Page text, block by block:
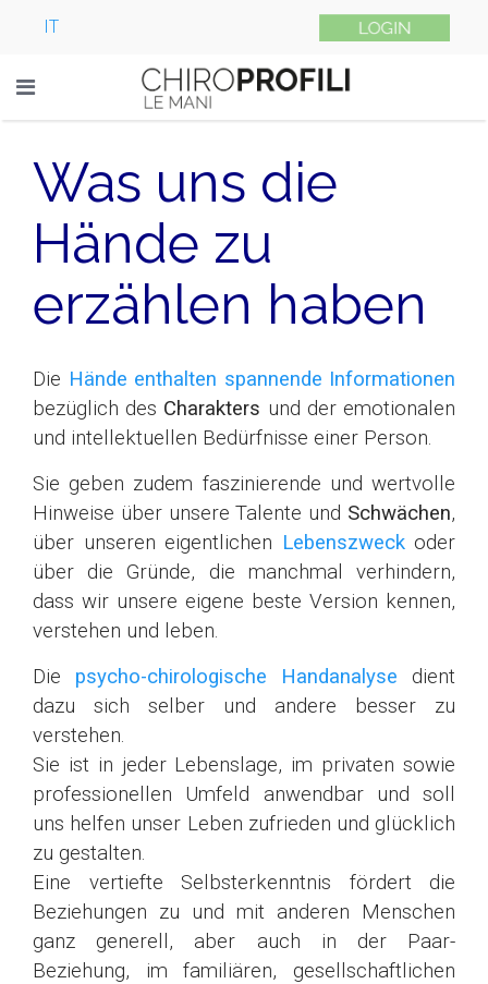
IT
Was uns die
Hände zu
erzählen haben
Die Hände enthalten spannende Informationen
bezüglich des Charakters und der emotionalen
und intellektuellen Bedürfnisse einer Person.
Sie geben zudem faszinierende und wertvolle
Hinweise über unsere Talente und Schwächen,
über unseren eigentlichen Lebenszweckoder
über die Gründe, die manchmal verhindern,
dass wir unsere eigene beste Version kennen,
verstehen und leben.
Die psycho-chirologische Handanalyse dient
dazu sich selber und andere besser zu
verstehen.
Sie ist in jeder Lebenslage, im privaten sowie
professionellen Umfeld anwendbar und soll
uns helfen unser Leben zufrieden und glücklich
zu gestalten.
Eine vertiefte Selbsterkenntnis fördert die
Beziehungen zu und mit anderen Menschen
ganz generell, aber auch in der Paar-
Beziehung, im familiären, gesellschaftlichen